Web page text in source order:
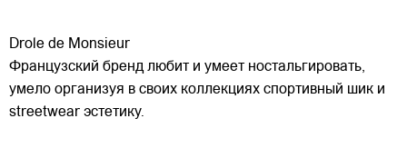
Drole de Monsieur
Французский бренд любит и умеет ностальгировать,
умело организуя в своих коллекциях спортивный шик и
streetwear эстетику.